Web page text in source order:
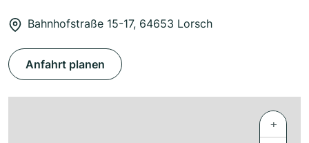
Bahnhofstraße 15-17, 64653 Lorsch
Anfahrt planen
+